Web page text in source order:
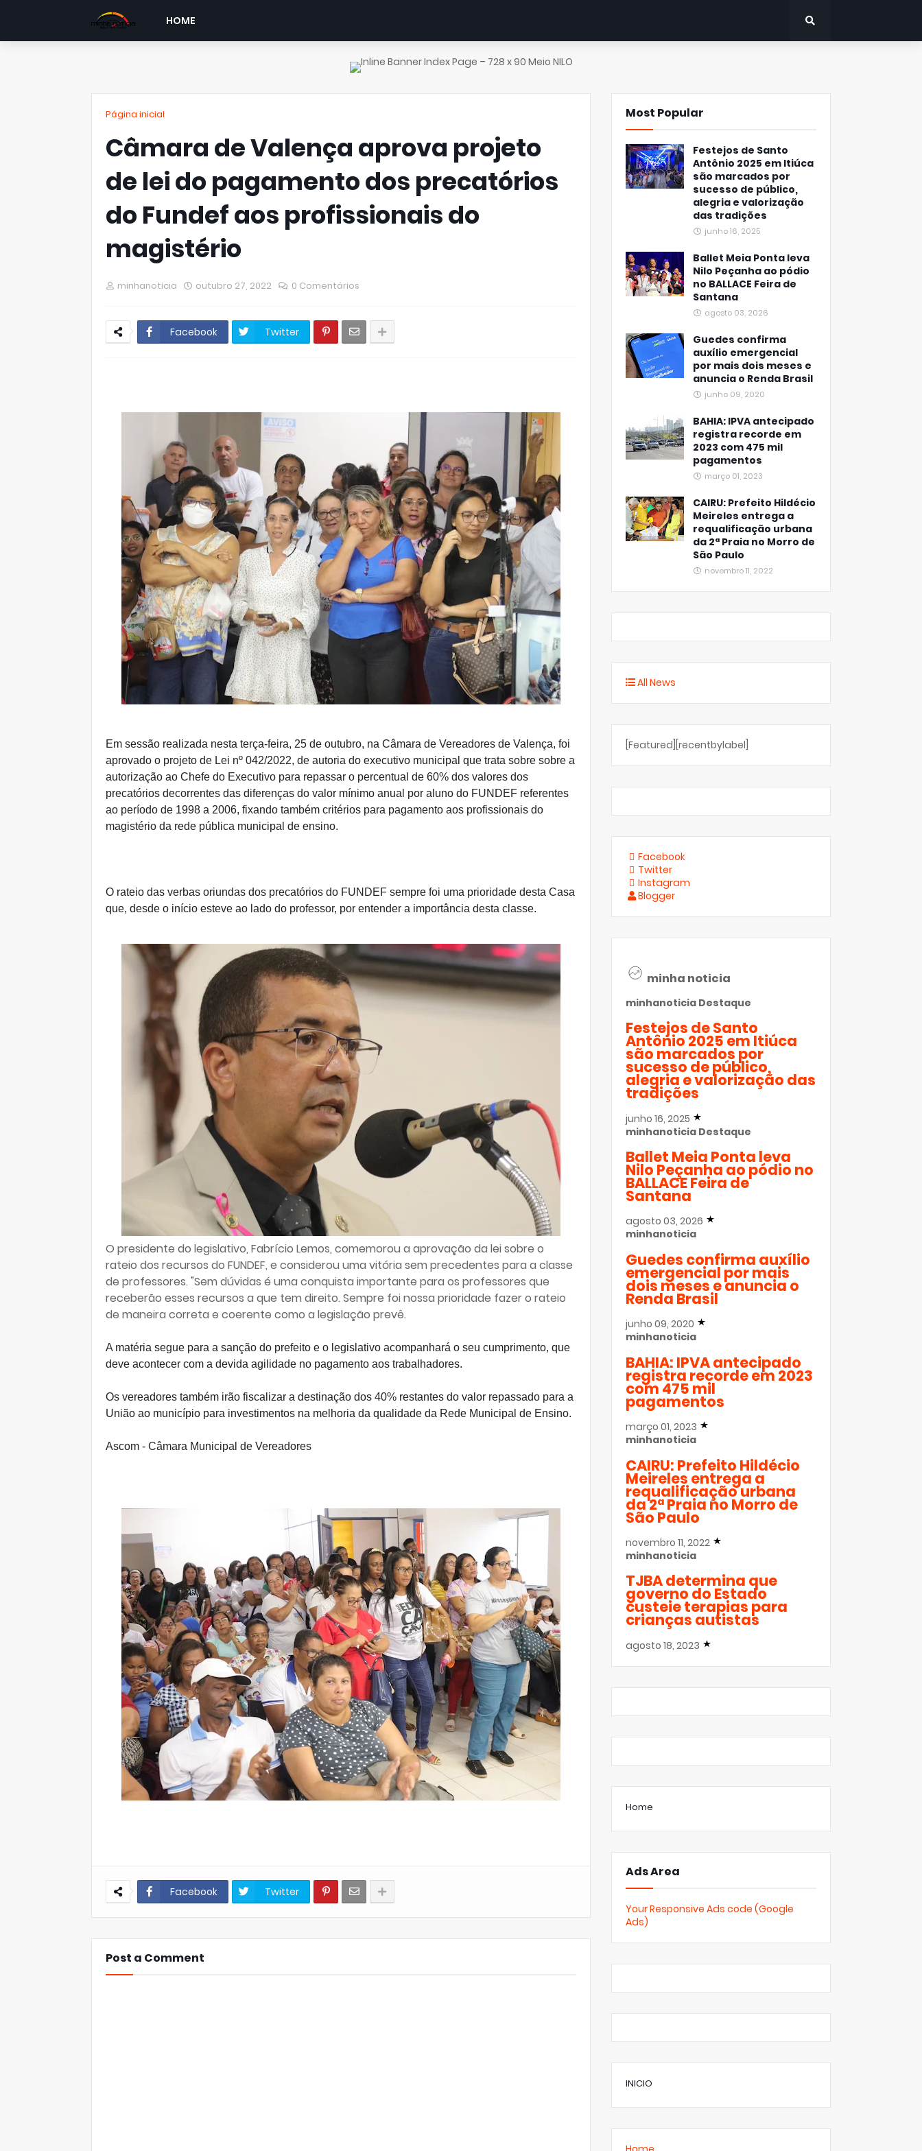
HOME
Página inicial
Câmara de Valença aprova projeto
de lei do pagamento dos precatórios
do Fundef aos profissionais do
magistério
minhanoticia outubro 27, 2022 0 Comentários
Facebook Twitter
Em sessão realizada nesta terça-feira, 25 de outubro, na Câmara de Vereadores de Valença, foi
aprovado o projeto de Lei nº 042/2022, de autoria do executivo municipal que trata sobre sobre a
autorização ao Chefe do Executivo para repassar o percentual de 60% dos valores dos
precatórios decorrentes das diferenças do valor mínimo anual por aluno do FUNDEF referentes
ao período de 1998 a 2006, fixando também critérios para pagamento aos profissionais do
magistério da rede pública municipal de ensino.
O rateio das verbas oriundas dos precatórios do FUNDEF sempre foi uma prioridade desta Casa
que, desde o início esteve ao lado do professor, por entender a importância desta classe.
O presidente do legislativo, Fabrício Lemos, comemorou a aprovação da lei sobre o
rateio dos recursos do FUNDEF, e considerou uma vitória sem precedentes para a classe
de professores. "Sem dúvidas é uma conquista importante para os professores que
receberão esses recursos a que tem direito. Sempre foi nossa prioridade fazer o rateio
de maneira correta e coerente como a legislação prevê.
A matéria segue para a sanção do prefeito e o legislativo acompanhará o seu cumprimento, que
deve acontecer com a devida agilidade no pagamento aos trabalhadores.
Os vereadores também irão fiscalizar a destinação dos 40% restantes do valor repassado para a
União ao município para investimentos na melhoria da qualidade da Rede Municipal de Ensino.
Ascom - Câmara Municipal de Vereadores
Facebook Twitter
Post a Comment
Most Popular
Festejos de Santo
Antônio 2025 em Itiúca
são marcados por
sucesso de público,
alegria e valorização
das tradições
junho 16, 2025
Ballet Meia Ponta leva
Nilo Peçanha ao pódio
no BALLACE Feira de
Santana
agosto 03, 2026
Guedes confirma
auxílio emergencial
por mais dois meses e
anuncia o Renda Brasil
junho 09, 2020
BAHIA: IPVA antecipado
registra recorde em
2023 com 475 mil
pagamentos
março 01, 2023
CAIRU: Prefeito Hildécio
Meireles entrega a
requalificação urbana
da 2ª Praia no Morro de
São Paulo
novembro 11, 2022
All News
[Featured][recentbylabel]
Facebook
Twitter
Instagram
Blogger
minha noticia
minhanoticia Destaque
Festejos de Santo
Antônio 2025 em Itiúca
são marcados por
sucesso de público,
alegria e valorização das
tradições
junho 16, 2025
minhanoticia Destaque
Ballet Meia Ponta leva
Nilo Peçanha ao pódio no
BALLACE Feira de
Santana
agosto 03, 2026
minhanoticia
Guedes confirma auxílio
emergencial por mais
dois meses e anuncia o
Renda Brasil
junho 09, 2020
minhanoticia
BAHIA: IPVA antecipado
registra recorde em 2023
com 475 mil
pagamentos
março 01, 2023
minhanoticia
CAIRU: Prefeito Hildécio
Meireles entrega a
requalificação urbana
da 2ª Praia no Morro de
São Paulo
novembro 11, 2022
minhanoticia
TJBA determina que
governo do Estado
custeie terapias para
crianças autistas
agosto 18, 2023
Home
Ads Area
Your Responsive Ads code (Google
Ads)
INICIO